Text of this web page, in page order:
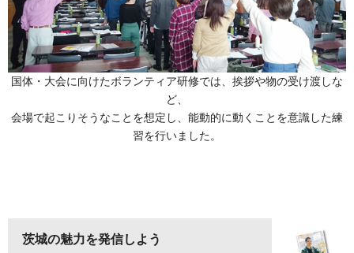
国体・大会に向けたボランティア研修では、挨拶や物の受け渡しな
ど、
会場で起こりそうなことを想定し、能動的に動くことを意識した練
習を行いました。
茨城の魅力を発信しよう